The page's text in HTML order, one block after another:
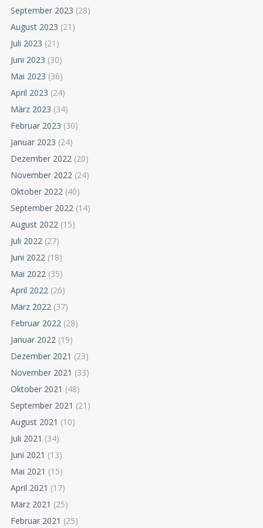
September 2023 (28)
August 2023 (21)
Juli 2023 (21)
Juni 2023 (30)
Mai 2023 (36)
April 2023 (24)
März 2023 (34)
Februar 2023 (30)
Januar 2023 (24)
Dezember 2022 (20)
November 2022 (24)
Oktober 2022 (40)
September 2022 (14)
August 2022 (15)
Juli 2022 (27)
Juni 2022 (18)
Mai 2022 (35)
April 2022 (26)
März 2022 (37)
Februar 2022 (28)
Januar 2022 (19)
Dezember 2021 (23)
November 2021 (33)
Oktober 2021 (48)
September 2021 (21)
August 2021 (10)
Juli 2021 (34)
Juni 2021 (13)
Mai 2021 (15)
April 2021 (17)
März 2021 (25)
Februar 2021 (25)